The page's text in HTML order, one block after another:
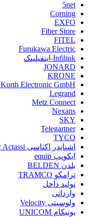
5net
Corning
EXFO
Fiber Store
FITEL
Furukawa Electric
Infilink-اینفیلینک
JONARD
KRONE
Kurth Electronic GmbH
Legrand
Metz Connect
Nexans
SKY
Telegartner
TYCO
اشنایدر اکتاسی Schneider Actassi
ایکویپ equip
بلدن BELDEN
ترامکو TRAMCO
تولید داخل
وارداتی
ولوسیتی Velocity
یونیکام UNICOM